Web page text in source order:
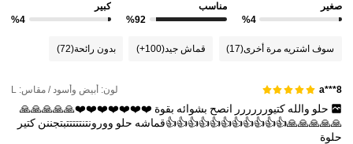
4.81 795K متابعون
صغير
%4
مناسب
%92
كبير
%4
سوف اشتريه مرة أخرى(17) قماش جيد(100+) بدون رائحة(72)
a***8 لون: أبيض وأسود / مقاس: L
حلو والله كتيورررررر انصح بشوائه بقوة ❤️❤️❤️❤️❤️❤️❤️🙏🙏🙏🙏🙏
🙏🙏🙏🙏🙏👍👍👍👍👍👍👍👍👍👍👍قماشه حلو وورونتنتتتتتبتجنننكتير
حلوة